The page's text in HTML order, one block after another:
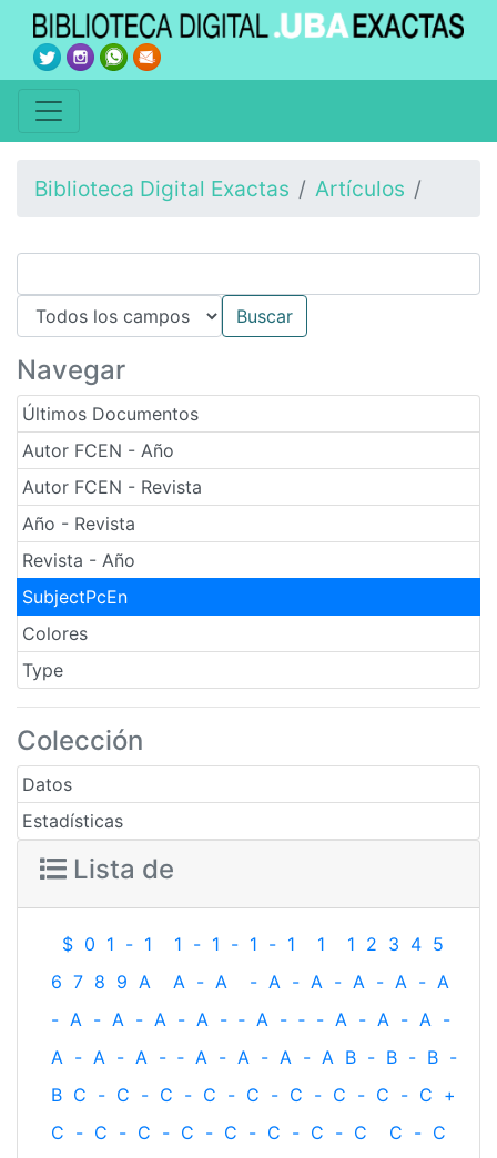
Biblioteca Digital Exactas Artículos
Navegar
Últimos Documentos
Autor FCEN - Año
Autor FCEN - Revista
Año - Revista
Revista - Año
SubjectPcEn
Colores
Type
Colección
Datos
Estadísticas
Lista de
$ 0 1 - 1 1 - 1 - 1 - 1 1 1 2 3 4 5
6 7 8 9 A A - A - A - A - A - A - A
- A - A - A - A - ‐ A - ‐ - A - A - A -
A - A - A - ‐ A - A - A - A B - B - B -
B C - C - C - C - C - C - C - C - C +
C - C - C - C - C - C - C - C C - C